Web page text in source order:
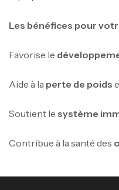
Les bénéfices pour
Favorise le
Aide à la perte de poids
Soutient le système
Contribue à la santé des